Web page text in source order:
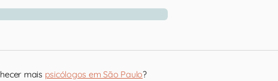
mais psicólogos em São Paulo?